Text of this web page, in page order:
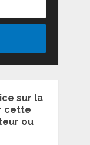
sur la
cette
ou